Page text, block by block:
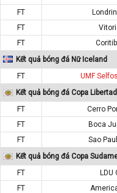
FT
FT
FT
Kết quả bóng đá Nữ Iceland
FT
UMF
Kết quả bóng đá Copa
FT
Cerro
FT
Boca
FT
Sao
Kết quả bóng đá Copa
FT
LDU
FT